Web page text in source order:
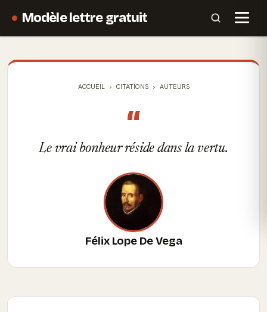
Modèle lettre gratuit
ACCUEIL CITATIONS AUTEURS
“
Le vrai bonheur réside dans la vertu.
Félix Lope De Vega